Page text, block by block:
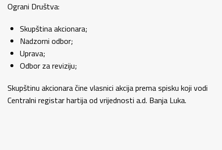
Ograni Društva:
Skupština akcionara;
Nadzorni odbor;
Uprava;
Odbor za reviziju;
Skupštinu akcionara čine vlasnici akcija prema spisku koji vodi
Centralni registar hartija od vrijednosti a.d. Banja Luka.